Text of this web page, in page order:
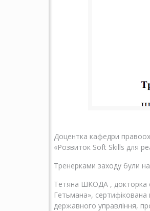
Доцентка кафедри
«Розвиток Soft Skills для
Тренерками заходу були
Тетяна ШКОДА , докторка
Гетьмана»,
державного управління,